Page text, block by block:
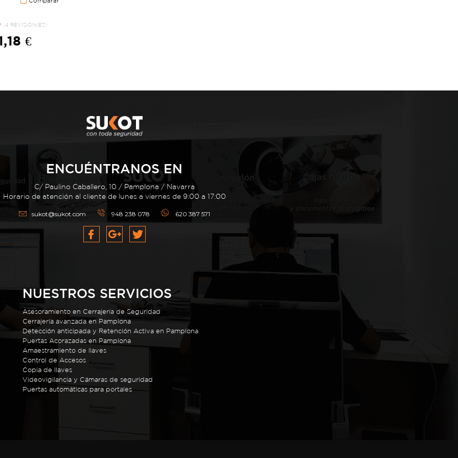
4 REVISIÓN(ES)
€
ENCUÉNTRANOS EN
C/ Paulino Caballero, 10 / Pamplona / Navarra
Horario de atención al cliente de lunes a viernes de 9:00 a 17:00
sukot@sukot.com 948 238 078 620 387 571
NUESTROS SERVICIOS
Asesoramiento en Cerrajería de Seguridad
Cerrajería avanzada en Pamplona
Detección anticipada y Retención Activa en Pamplona
Puertas Acorazadas en Pamplona
Amaestramiento de llaves
Control de Accesos
Copia de llaves
Videovigilancia y Cámaras de seguridad
Puertas automáticas para portales